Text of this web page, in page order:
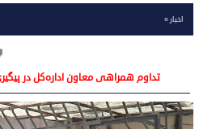
اخبار»
تداوم همراهی معاون اداره‌کل در